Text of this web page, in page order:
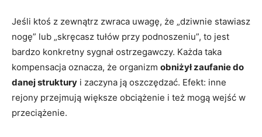
Jeśli ktoś z zewnątrz zwraca uwagę, że „dziwnie stawiasz
nogę” lub „skręcasz tułów przy podnoszeniu”, to jest
bardzo konkretny sygnał ostrzegawczy. Każda taka
kompensacja oznacza, że organizm obniżył zaufanie do
danej struktury i zaczyna ją oszczędzać. Efekt: inne
rejony przejmują większe obciążenie i też mogą wejść w
przeciążenie.